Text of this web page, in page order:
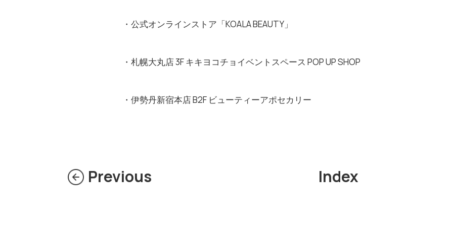
・公式オンラインストア「KOALA BEAUTY」
・札幌大丸店 3F キキヨコチョイベントスペース POP UP SHOP
・伊勢丹新宿本店B2F ビューティーアポセカリー
Previous Index